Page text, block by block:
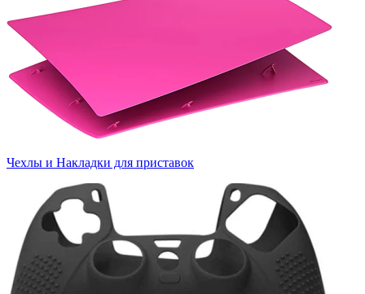
Чехлы и Накладки для приставок